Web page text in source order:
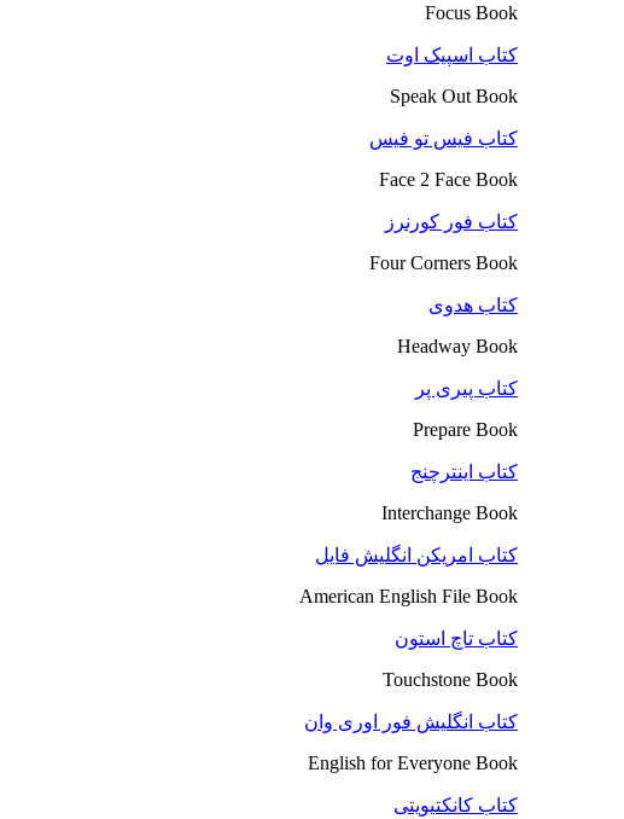
Focus Book
کتاب اسپیک اوت
Speak Out Book
کتاب فیس تو فیس
Face 2 Face Book
کتاب فور کورنرز
Four Corners Book
کتاب هدوی
Headway Book
کتاب پیری پر
Prepare Book
کتاب اینترچنج
Interchange Book
کتاب امریکن انگلیش فایل
American English File Book
کتاب تاچ استون
Touchstone Book
کتاب انگلیش فور اوری وان
English for Everyone Book
کتاب کانکتیویتی